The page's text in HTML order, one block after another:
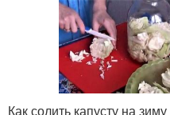
Как солить капусту на